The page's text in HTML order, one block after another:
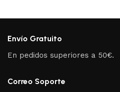
Envío Gratuito
En pedidos superiores a 50€.
Correo Soporte